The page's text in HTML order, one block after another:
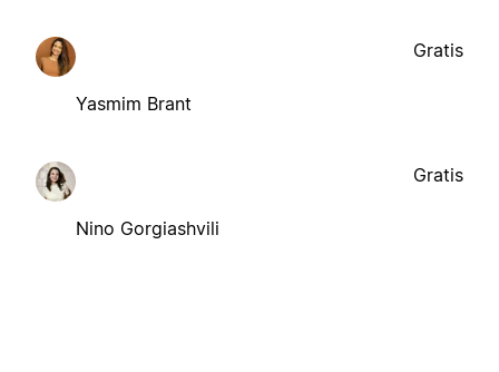
Yasmim Brant
Gratis
Nino Gorgiashvili
Gratis